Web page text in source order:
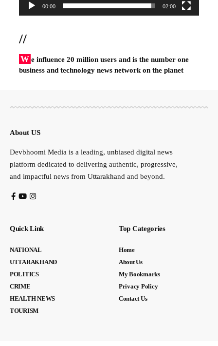
00:00 02:00
//
W e influence 20 million users and is the number one
business and technology news network on the planet
About US
Devbhoomi Media is a leading, unbiased digital news
platform dedicated to delivering authentic, progressive,
and impactful news from Uttarakhand and beyond.
Quick Link
NATIONAL
UTTARAKHAND
POLITICS
CRIME
HEALTH NEWS
TOURISM
Top Categories
Home
About Us
My Bookmarks
Privacy Policy
Contact Us